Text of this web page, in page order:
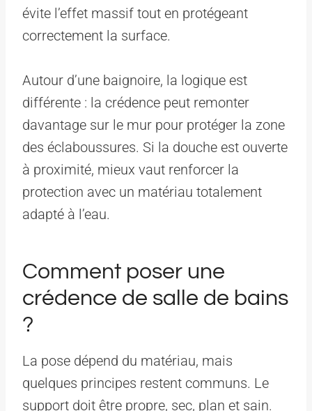
évite l’effet massif tout en protégeant
correctement la surface.
Autour d’une baignoire, la logique est
différente : la crédence peut remonter
davantage sur le mur pour protéger la zone
des éclaboussures. Si la douche est ouverte
à proximité, mieux vaut renforcer la
protection avec un matériau totalement
adapté à l’eau.
Comment poser une
crédence de salle de bains
?
La pose dépend du matériau, mais
quelques principes restent communs. Le
support doit être propre, sec, plan et sain.